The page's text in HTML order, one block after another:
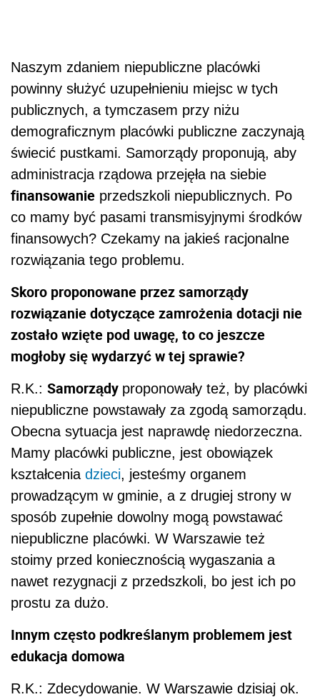
Naszym zdaniem niepubliczne placówki
powinny służyć uzupełnieniu miejsc w tych
publicznych, a tymczasem przy niżu
demograficznym placówki publiczne zaczynają
świecić pustkami. Samorządy proponują, aby
administracja rządowa przejęła na siebie
finansowanie przedszkoli niepublicznych. Po
co mamy być pasami transmisyjnymi środków
finansowych? Czekamy na jakieś racjonalne
rozwiązania tego problemu.
Skoro proponowane przez samorządy
rozwiązanie dotyczące zamrożenia dotacji nie
zostało wzięte pod uwagę, to co jeszcze
mogłoby się wydarzyć w tej sprawie?
R.K.: Samorządy proponowały też, by placówki
niepubliczne powstawały za zgodą samorządu.
Obecna sytuacja jest naprawdę niedorzeczna.
Mamy placówki publiczne, jest obowiązek
kształcenia dzieci, jesteśmy organem
prowadzącym w gminie, a z drugiej strony w
sposób zupełnie dowolny mogą powstawać
niepubliczne placówki. W Warszawie też
stoimy przed koniecznością wygaszania a
nawet rezygnacji z przedszkoli, bo jest ich po
prostu za dużo.
Innym często podkreślanym problemem jest
edukacja domowa
R.K.: Zdecydowanie. W Warszawie dzisiaj ok.